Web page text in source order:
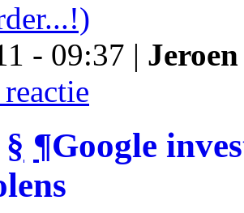
- 09:37 |
§ ¶Google